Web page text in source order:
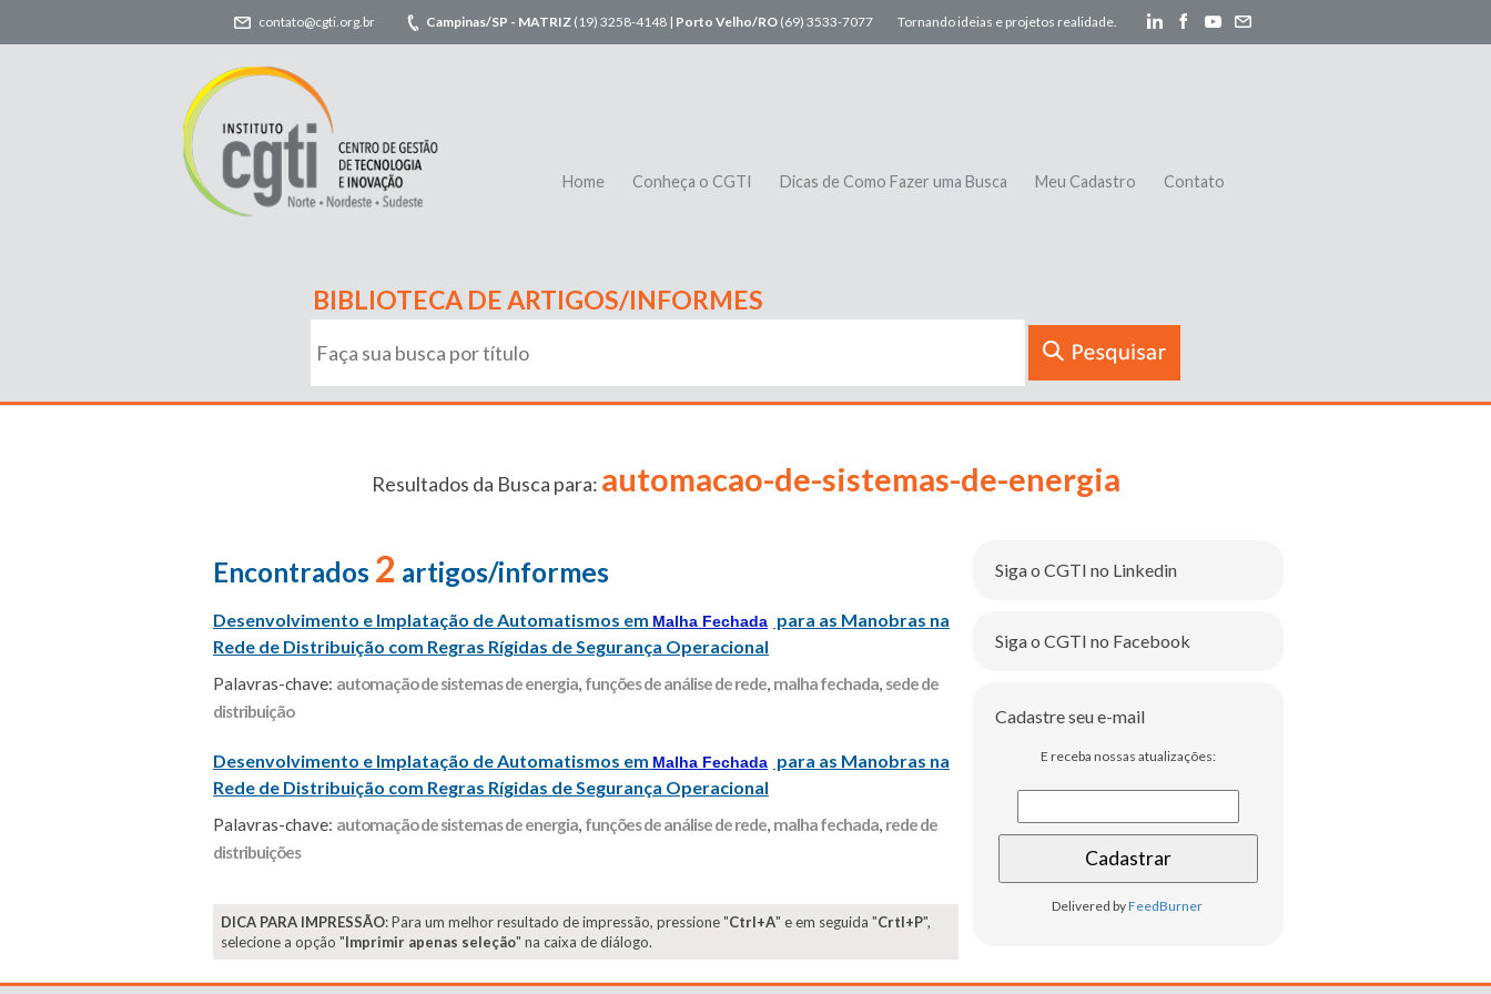
contato@cgti.org.br Campinas/SP - MATRIZ (19) 3258-4148 | Porto Velho/RO (69) 3533-7077 Tornando ideias e projetos realidade.
Home Conheça o CGTI Dicas de Como Fazer uma Busca Meu Cadastro Contato
BIBLIOTECA DE ARTIGOS/INFORMES
Resultados da Busca para: automacao-de-sistemas-de-energia
Encontrados 2 artigos/informes
Desenvolvimento e Implatação de Automatismos em Malha Fechada para as Manobras na
Rede de Distribuição com Regras Rígidas de Segurança Operacional
Palavras-chave: automação de sistemas de energia, funções de análise de rede, malha fechada, sede de
distribuição
Desenvolvimento e Implatação de Automatismos em Malha Fechada para as Manobras na
Rede de Distribuição com Regras Rígidas de Segurança Operacional
Palavras-chave: automação de sistemas de energia, funções de análise de rede, malha fechada, rede de
distribuições
DICA PARA IMPRESSÃO: Para um melhor resultado de impressão, pressione "Ctrl+A" e em seguida "Crtl+P",
selecione a opção "Imprimir apenas seleção" na caixa de diálogo.
Siga o CGTI no Linkedin
Siga o CGTI no Facebook
Cadastre seu e-mail
E receba nossas atualizações:
Delivered byFeedBurner